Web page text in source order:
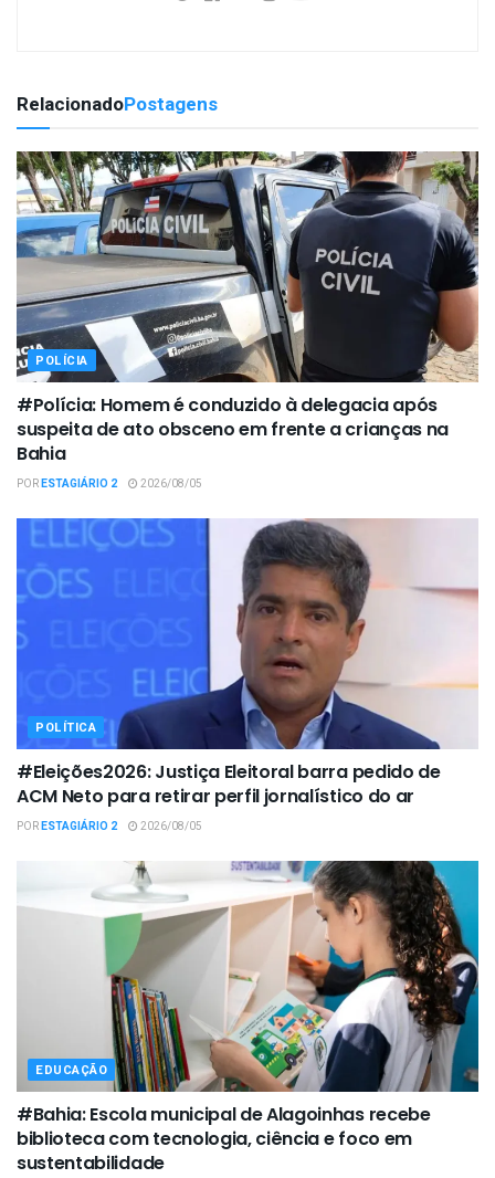
RelacionadoPostagens
POLÍCIA
#Polícia: Homem é conduzido à delegacia após
suspeita de ato obsceno em frente a crianças na
Bahia
PORESTAGIÁRIO 2 2026/08/05
POLÍTICA
#Eleições2026: Justiça Eleitoral barra pedido de
ACM Neto para retirar perfil jornalístico do ar
PORESTAGIÁRIO 2 2026/08/05
EDUCAÇÃO
#Bahia: Escola municipal de Alagoinhas recebe
biblioteca com tecnologia, ciência e foco em
sustentabilidade